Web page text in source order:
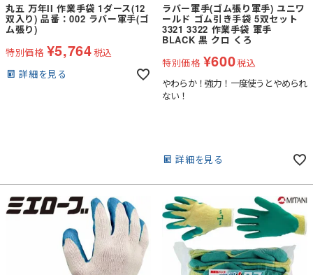
丸五 万年II 作業手袋 1ダース(12
双入り) 品番：002 ラバー軍手(ゴ
ム張り)
特別価格 ¥5,764税込
詳細を見る
ラバー軍手(ゴム張り軍手) ユニワ
ールド ゴム引き手袋 5双セット
3321 3322 作業手袋 軍手
BLACK 黒 クロ くろ
特別価格 ¥600税込
やわらか！強力！一度使うとやめられ
ない！
詳細を見る